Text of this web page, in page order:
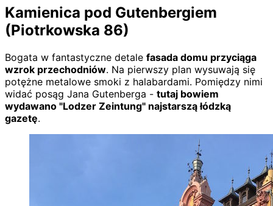
Kamienica pod Gutenbergiem
(Piotrkowska 86)
Bogata w fantastyczne detale fasada domu przyciąga
wzrok przechodniów. Na pierwszy plan wysuwają się
potężne metalowe smoki z halabardami. Pomiędzy nimi
widać posąg Jana Gutenberga - tutaj bowiem
wydawano "Lodzer Zeintung" najstarszą łódzką
gazetę.